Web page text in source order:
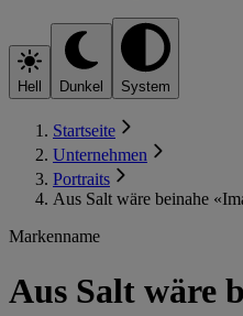
Hell Dunkel System
Startseite
Unternehmen
Portraits
Aus Salt wäre beinahe
Markenname
Aus Salt wäre